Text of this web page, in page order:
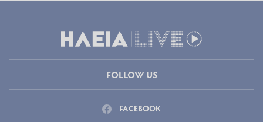
FOLLOW US
FACEBOOK